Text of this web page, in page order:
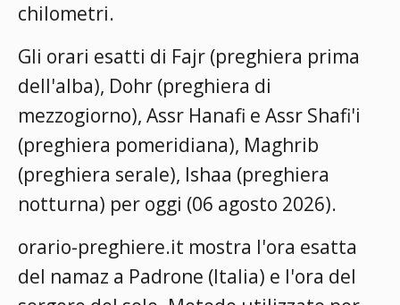
chilometri.
Gli orari esatti di Fajr (preghiera prima
dell'alba), Dohr (preghiera di
mezzogiorno), Assr Hanafi e Assr Shafi'i
(preghiera pomeridiana), Maghrib
(preghiera serale), Ishaa (preghiera
notturna) per oggi (06 agosto 2026).
orario-preghiere.it mostra l'ora esatta
del namaz a Padrone (Italia) e l'ora del